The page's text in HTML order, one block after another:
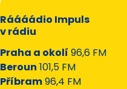
Ráááádio Impuls
v rádiu
Praha a okolí 96,6 FM
Beroun 101,5 FM
Příbram96,4 FM